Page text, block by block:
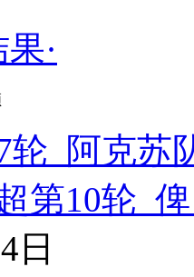
·
轮 阿克苏
第10轮
日